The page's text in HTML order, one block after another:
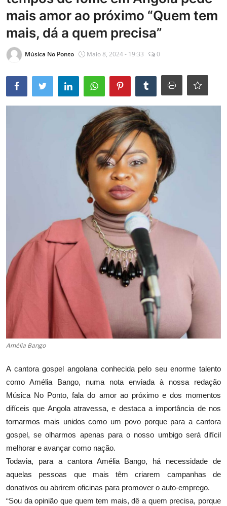
Entrevistas
Mundo
mais amor ao próximo “Quem tem
mais, dá a quem precisa”
Música No Ponto Maio 8, 2024 - 19:33 0
Amélia Bango
A cantora gospel angolana conhecida pelo seu enorme talento
como Amélia Bango, numa nota enviada à nossa redação
Música No Ponto, fala do amor ao próximo e dos momentos
difíceis que Angola atravessa, e destaca a importância de nos
tornarmos mais unidos como um povo porque para a cantora
gospel, se olharmos apenas para o nosso umbigo será difícil
melhorar e avançar como nação.
Todavia, para a cantora Amélia Bango, há necessidade de
aquelas pessoas que mais têm criarem campanhas de
donativos ou abrirem oficinas para promover o auto-emprego.
“Sou da opinião que quem tem mais, dê a quem precisa, porque